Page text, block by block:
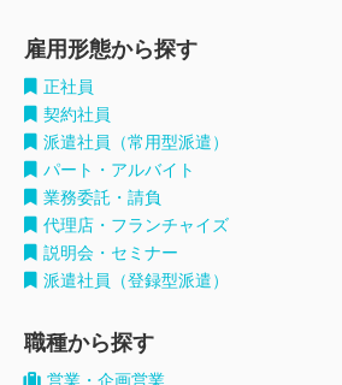
雇用形態から探す
正社員
契約社員
派遣社員（常用型派遣）
パート・アルバイト
業務委託・請負
代理店・フランチャイズ
説明会・セミナー
派遣社員（登録型派遣）
職種から探す
営業・企画営業